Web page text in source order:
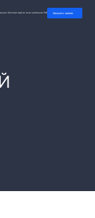
бесплатный из всех регионов РФ) Заказать звонок